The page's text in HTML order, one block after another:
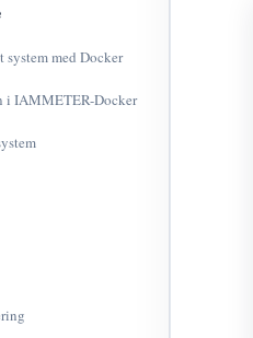
med Docker
i IAMMETER-Docker